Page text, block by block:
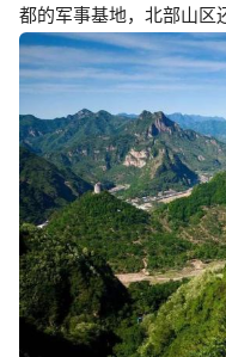
都的军事基地，北部山区